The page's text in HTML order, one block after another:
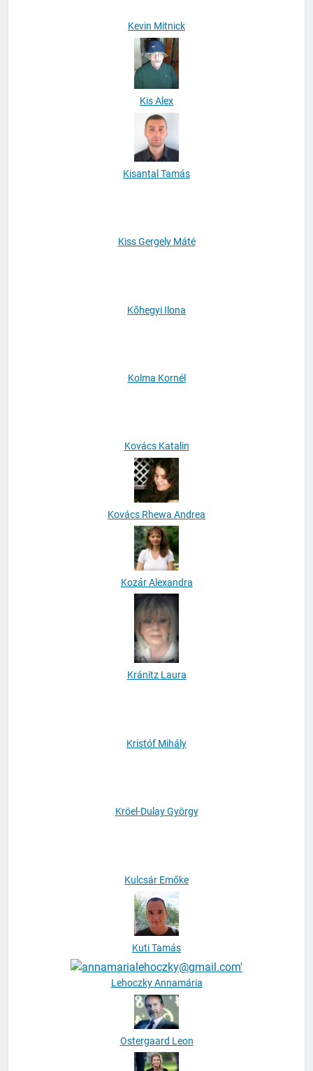
Kevin Mitnick
Kis Alex
Kovács Katalin
Kovács Rhewa Andrea
Kozár Alexandra
Kulcsár Emőke
Kuti Tamás
Lehoczky Annamária
Ostergaard Leon